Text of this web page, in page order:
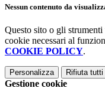
Nessun contenuto da
Questo sito o gli
cookie necessari al
COOKIE POLICY.
Personalizza Rifiuta tutti
Gestione cookie